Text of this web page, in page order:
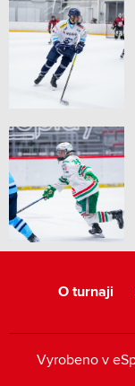
O turnaji
Vyrobeno v